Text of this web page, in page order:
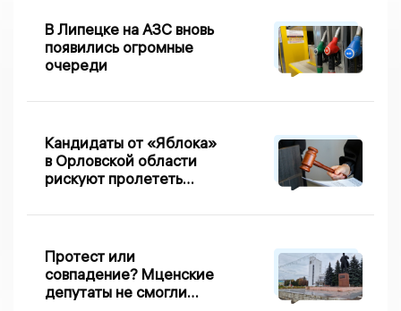
В Липецке на АЗС вновь
появились огромные
очереди
Кандидаты от «Яблока»
в Орловской области
рискуют пролететь
Протест или
совпадение? Мценские
депутаты не смогли